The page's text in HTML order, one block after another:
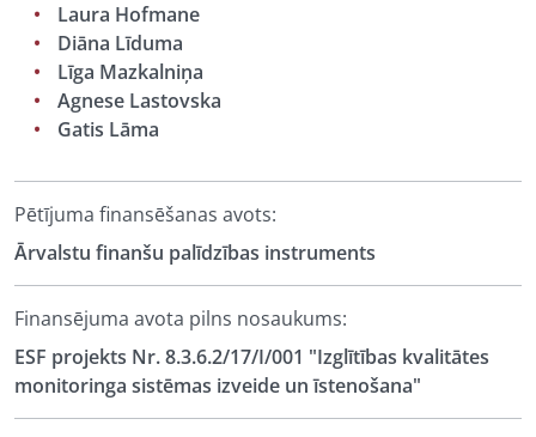
Laura Hofmane
Diāna Līduma
Līga Mazkalniņa
Agnese Lastovska
Gatis Lāma
Pētījuma finansēšanas avots:
Ārvalstu finanšu palīdzības instruments
Finansējuma avota pilns nosaukums:
ESF projekts Nr. 8.3.6.2/17/I/001 "Izglītības kvalitātes
monitoringa sistēmas izveide un īstenošana"